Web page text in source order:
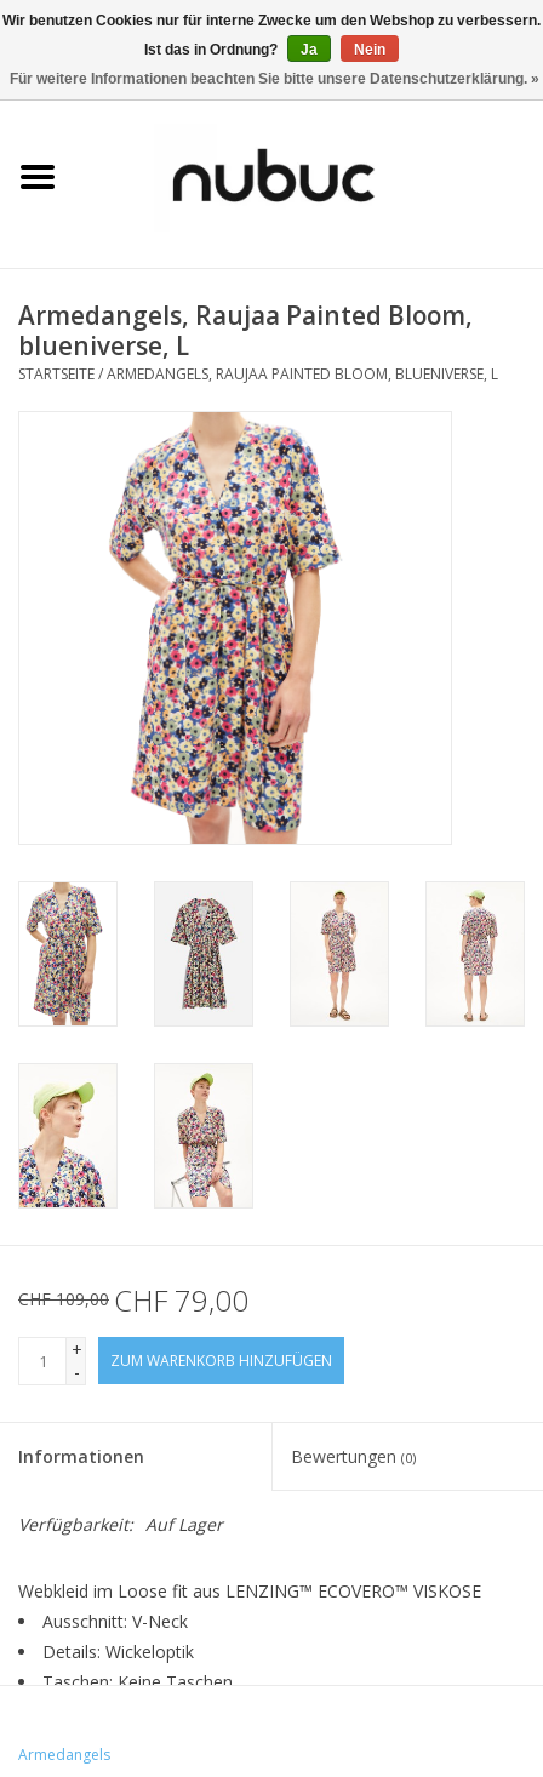
0 Artikel - CHF 0,00
Damen
Accessoires
Armedangels, Raujaa Painted Bloom,
blueniverse, L
STARTSEITE/ARMEDANGELS, RAUJAA PAINTED BLOOM, BLUENIVERSE, L
CHF 109,00 CHF 79,00
+
-
ZUM WARENKORB HINZUFÜGEN
Informationen Bewertungen (0)
Verfügbarkeit: Auf Lager
Webkleid im Loose fit aus LENZING™ ECOVERO™ VISKOSE
Ausschnitt: V-Neck
Details: Wickeloptik
Taschen: Keine Taschen
Armedangels
Wir benutzen Cookies nur für interne Zwecke um den Webshop zu verbessern.
Ist das in Ordnung?
Ja
Nein
Für weitere Informationen beachten Sie bitte unsere Datenschutzerklärung. »